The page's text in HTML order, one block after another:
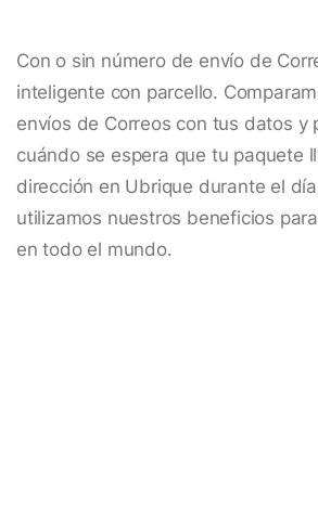
Con o sin número de envío de
inteligente con parcello.
envíos de Correos con tus datos y
cuándo se espera que tu paquete
dirección en Ubrique durante el
utilizamos nuestros beneficios
en todo el mundo.